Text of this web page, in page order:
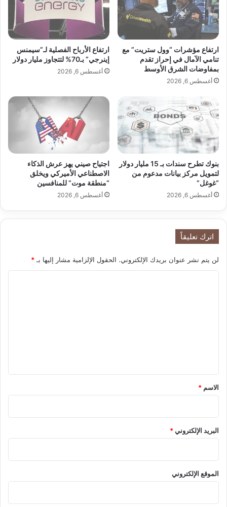
ي
ر
ع
ن
ا
ت
ف
ا
ي
ن
م
ي
ر
ك
و
ي
ر
ي
ة
ت
ت
و
ق
ع
ت
ي
ق
ت
ئ
ج
ق
و
ة
ف
ل
ر
ارتفاع مؤشرات “وول ستريت” مع
تنامي الآمال في إحراز تقدم
بمفاوضات الشرق الأوسط
أغسطس 6, 2026
ارتفاع الأرباح الفصلية لـ”سيمنس
إينرجي” بـ70% لتتجاوز مليار دولار
أغسطس 6, 2026
بنوك تطرح سندات بـ 15 مليار دولار
لتمويل مركز بيانات مدعوم من
“غوغل”
أغسطس 6, 2026
اجتياح صيني يهز عرش الذكاء
الاصطناعي الأميركي ويخلق
“منطقة موت” للمنافسين
أغسطس 6, 2026
اترك تعليقاً
لن يتم نشر عنوان بريدك الإلكتروني. الحقول الإلزامية مشار إليها بـ *
*
الاسم *
البريد الإلكتروني*
الموقع الإلكتروني